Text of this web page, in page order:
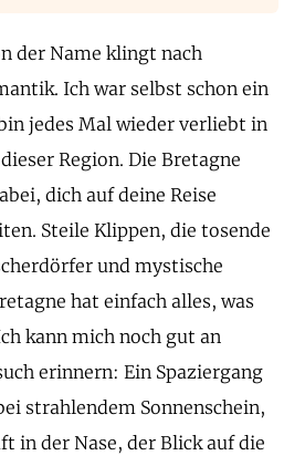
der Name klingt nach
Ich war selbst schon ein
jedes Mal wieder verliebt in
Region. Die Bretagne
dich auf deine Reise
Steile Klippen, die tosende
und mystische
hat einfach alles, was
kann mich noch gut an
erinnern: Ein Spaziergang
strahlendem Sonnenschein,
in der Nase, der Blick auf die